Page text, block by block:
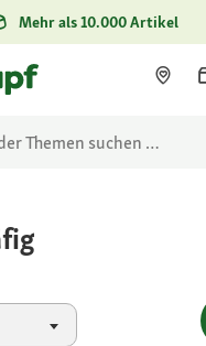
Mehr als 10.000 Artikel